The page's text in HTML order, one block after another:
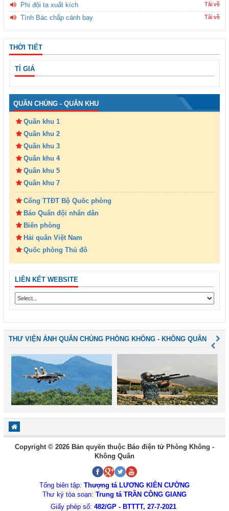
Phi đội ta xuất kích Tải về
Tình Bác chắp cánh bay Tải về
THỜI TIẾT
TỈ GIÁ
QUÂN CHỦNG - QUÂN KHU
Quân khu 1
Quân khu 2
Quân khu 3
Quân khu 4
Quân khu 5
Quân khu 7
Cổng TTĐT Bộ Quốc phòng
Báo Quân đội nhân dân
Biên phòng
Hải quân Việt Nam
Quốc phòng Thủ đô
LIÊN KẾT WEBSITE
THƯ VIỆN ẢNH QUÂN CHỦNG PHÒNG KHÔNG - KHÔNG QUÂN
Copyright © 2026 Bản quyền thuộc Báo điện tử Phòng Không -
Không Quân
Tổng biên tập: Thượng tá LƯƠNG KIÊN CƯỜNG
Thư ký tòa soạn: Trung tá TRẦN CÔNG GIANG
Giấy phép số: 482/GP - BTTTT, 27-7-2021